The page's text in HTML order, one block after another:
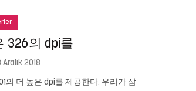
326의 dpi를
Aralık 2018
의 더 높은 dpi를 제공한다. 우리가 삼